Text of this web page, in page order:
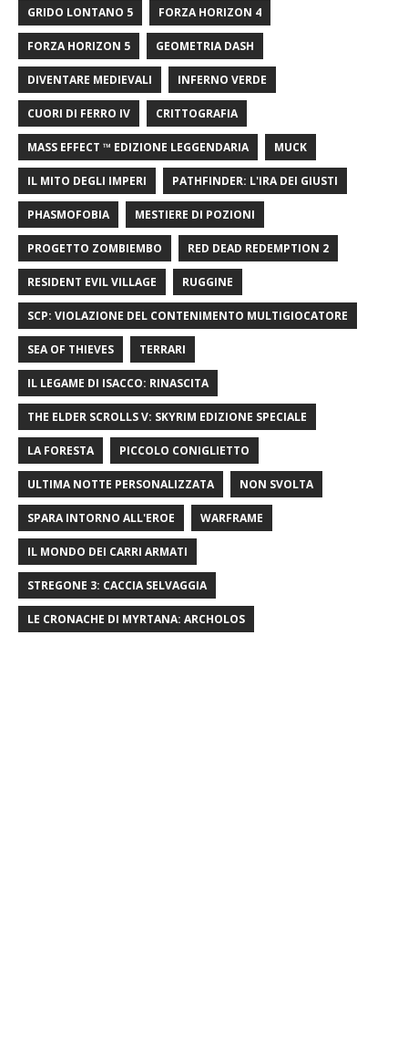
GRIDO LONTANO 5 FORZA HORIZON 4
FORZA HORIZON 5 GEOMETRIA DASH
DIVENTARE MEDIEVALI INFERNO VERDE
CUORI DI FERRO IV CRITTOGRAFIA
MASS EFFECT ™ EDIZIONE LEGGENDARIA MUCK
IL MITO DEGLI IMPERI PATHFINDER: L'IRA DEI GIUSTI
PHASMOFOBIA MESTIERE DI POZIONI
PROGETTO ZOMBIEMBO RED DEAD REDEMPTION 2
RESIDENT EVIL VILLAGE RUGGINE
SCP: VIOLAZIONE DEL CONTENIMENTO MULTIGIOCATORE
SEA OF ​​THIEVES TERRARI
IL LEGAME DI ISACCO: RINASCITA
THE ELDER SCROLLS V: SKYRIM EDIZIONE SPECIALE
LA FORESTA PICCOLO CONIGLIETTO
ULTIMA NOTTE PERSONALIZZATA NON SVOLTA
SPARA INTORNO ALL'EROE WARFRAME
IL MONDO DEI CARRI ARMATI
STREGONE 3: CACCIA SELVAGGIA
LE CRONACHE DI MYRTANA: ARCHOLOS